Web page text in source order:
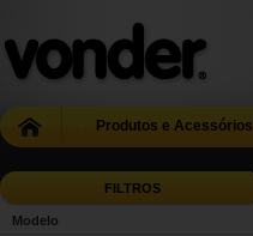
Produtos e Acessórios
FILTROS
Modelo